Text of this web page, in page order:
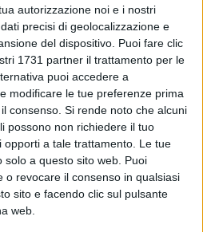
autorizzazione noi e i nostri
precisi di geolocalizzazione e
del dispositivo. Puoi fare clic
1731 partner il trattamento per le
puoi accedere a
modificare le tue preferenze prima
consenso. Si rende noto che alcuni
possono non richiedere il tuo
opporti a tale trattamento. Le tue
solo a questo sito web. Puoi
o revocare il consenso in qualsiasi
sito e facendo clic sul pulsante
web.